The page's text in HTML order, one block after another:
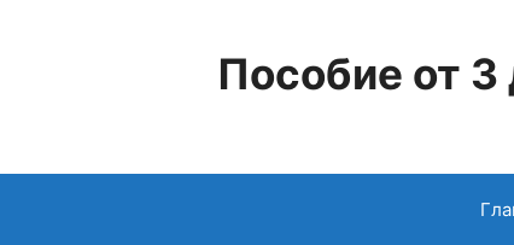
Пособие от